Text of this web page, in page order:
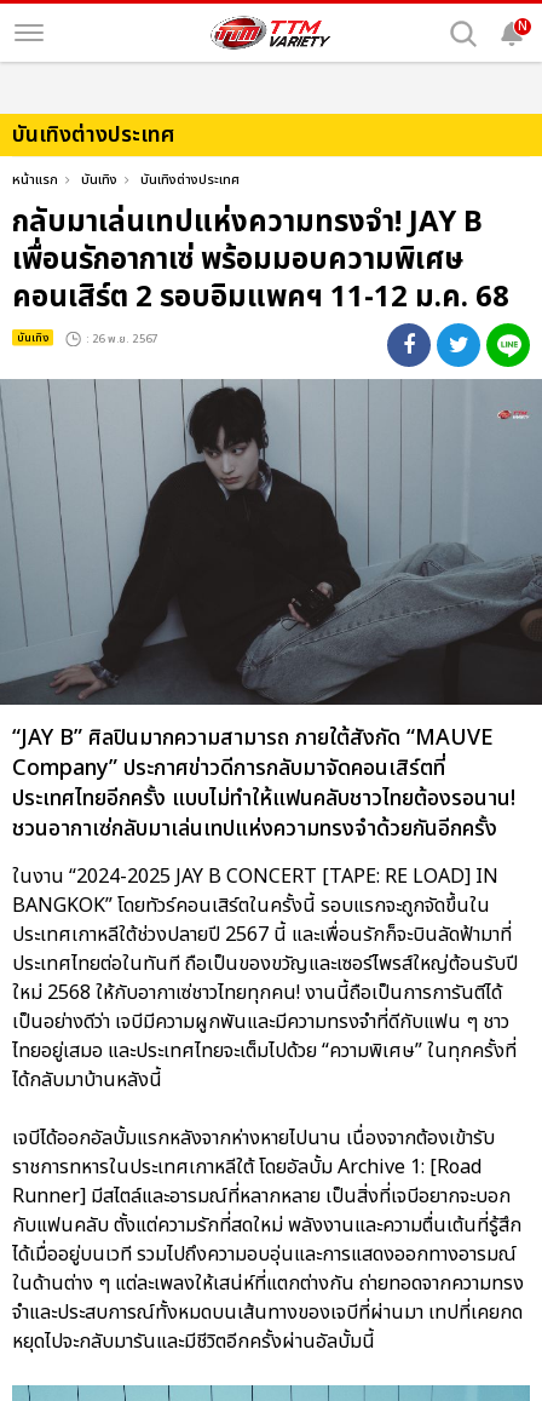
N
บันเทิงต่างประเทศ
หน้าแรก บันเทิง บันเทิงต่างประเทศ
กลับมาเล่นเทปแห่งความทรงจำ! JAY B
เพื่อนรักอากาเซ่ พร้อมมอบความพิเศษ
คอนเสิร์ต 2 รอบอิมแพคฯ 11-12 ม.ค. 68
บันเทิง : 26 พ.ย. 2567
“JAY B” ศิลปินมากความสามารถ ภายใต้สังกัด “MAUVE
Company” ประกาศข่าวดีการกลับมาจัดคอนเสิร์ตที่
ประเทศไทยอีกครั้ง แบบไม่ทำให้แฟนคลับชาวไทยต้องรอนาน!
ชวนอากาเซ่กลับมาเล่นเทปแห่งความทรงจำด้วยกันอีกครั้ง
ในงาน “2024-2025 JAY B CONCERT [TAPE: RE LOAD] IN
BANGKOK” โดยทัวร์คอนเสิร์ตในครั้งนี้ รอบแรกจะถูกจัดขึ้นใน
ประเทศเกาหลีใต้ช่วงปลายปี 2567 นี้ และเพื่อนรักก็จะบินลัดฟ้ามาที่
ประเทศไทยต่อในทันที ถือเป็นของขวัญและเซอร์ไพรส์ใหญ่ต้อนรับปี
ใหม่ 2568 ให้กับอากาเซ่ชาวไทยทุกคน! งานนี้ถือเป็นการการันตีได้
เป็นอย่างดีว่า เจบีมีความผูกพันและมีความทรงจำที่ดีกับแฟน ๆ ชาว
ไทยอยู่เสมอ และประเทศไทยจะเต็มไปด้วย “ความพิเศษ” ในทุกครั้งที่
ได้กลับมาบ้านหลังนี้
เจบีได้ออกอัลบั้มแรกหลังจากห่างหายไปนาน เนื่องจากต้องเข้ารับ
ราชการทหารในประเทศเกาหลีใต้ โดยอัลบั้ม Archive 1: [Road
Runner] มีสไตล์และอารมณ์ที่หลากหลาย เป็นสิ่งที่เจบีอยากจะบอก
กับแฟนคลับ ตั้งแต่ความรักที่สดใหม่ พลังงานและความตื่นเต้นที่รู้สึก
ได้เมื่ออยู่บนเวที รวมไปถึงความอบอุ่นและการแสดงออกทางอารมณ์
ในด้านต่าง ๆ แต่ละเพลงให้เสน่ห์ที่แตกต่างกัน ถ่ายทอดจากความทรง
จำและประสบการณ์ทั้งหมดบนเส้นทางของเจบีที่ผ่านมา เทปที่เคยกด
หยุดไปจะกลับมารันและมีชีวิตอีกครั้งผ่านอัลบั้มนี้